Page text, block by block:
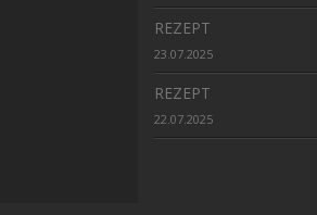
REZEPT
23.07.2025
REZEPT
22.07.2025